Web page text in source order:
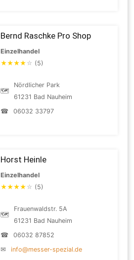
Bernd Raschke Pro Shop
Einzelhandel
★★★★ ☆ (5)
🗺
Nördlicher Park
61231 Bad Nauheim
☎
06032 33797
Horst Heinle
Einzelhandel
★★★★ ☆ (5)
🗺
Frauenwaldstr. 5A
61231 Bad Nauheim
☎
06032 87852
✉
info@messer-spezial.de